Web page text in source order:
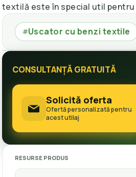
textilă este în special util pentru
#Uscator cu benzi textile
CONSULTANȚĂ GRATUITĂ
Solicită oferta
Ofertă personalizată pentru
acest utilaj
RESURSE PRODUS